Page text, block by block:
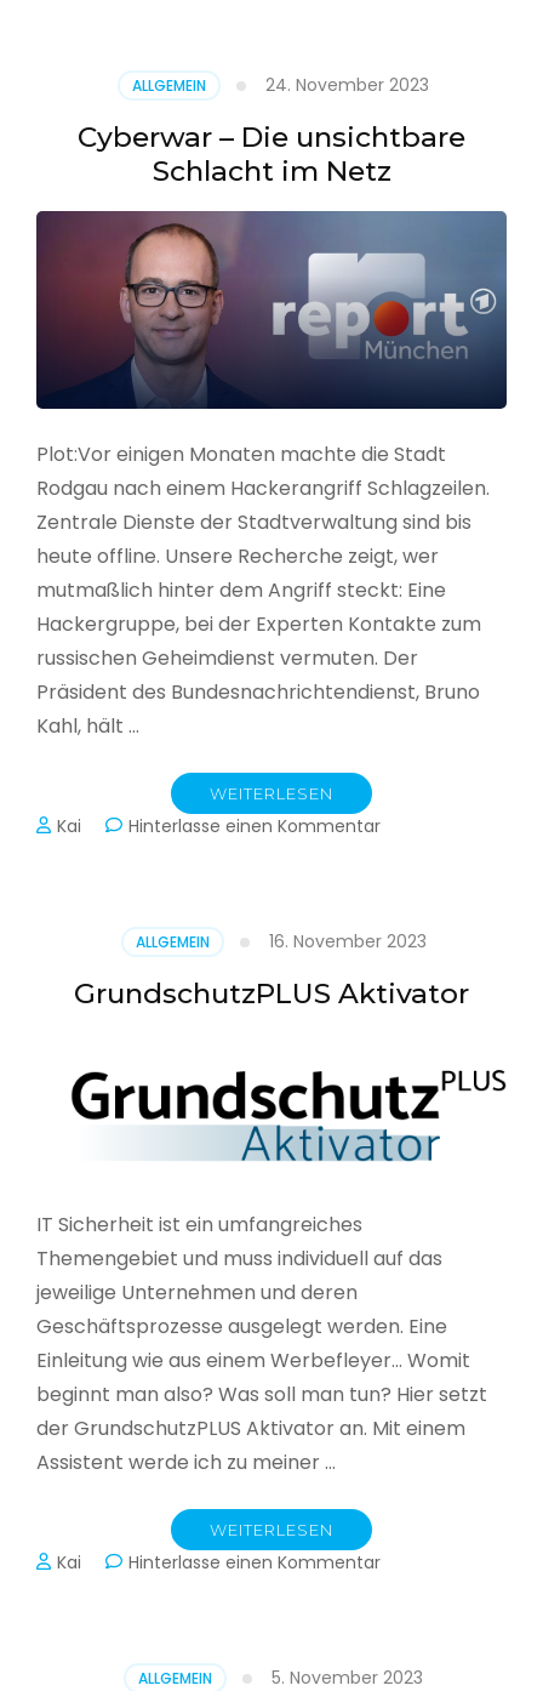
ALLGEMEIN 24. November 2023
Cyberwar – Die unsichtbare
Schlacht im Netz
Plot:Vor einigen Monaten machte die Stadt
Rodgau nach einem Hackerangriff Schlagzeilen.
Zentrale Dienste der Stadtverwaltung sind bis
heute offline. Unsere Recherche zeigt, wer
mutmaßlich hinter dem Angriff steckt: Eine
Hackergruppe, bei der Experten Kontakte zum
russischen Geheimdienst vermuten. Der
Präsident des Bundesnachrichtendienst, Bruno
Kahl, hält …
WEITERLESEN
Kai Hinterlasse einen Kommentarzu
Schlacht
im
Netz
ALLGEMEIN 16. November 2023
GrundschutzPLUS Aktivator
IT Sicherheit ist ein umfangreiches
Themengebiet und muss individuell auf das
jeweilige Unternehmen und deren
Geschäftsprozesse ausgelegt werden. Eine
Einleitung wie aus einem Werbefleyer… Womit
beginnt man also? Was soll man tun? Hier setzt
der GrundschutzPLUS Aktivator an. Mit einem
Assistent werde ich zu meiner …
WEITERLESEN
Kai Hinterlasse einen Kommentarzu
ALLGEMEIN 5. November 2023